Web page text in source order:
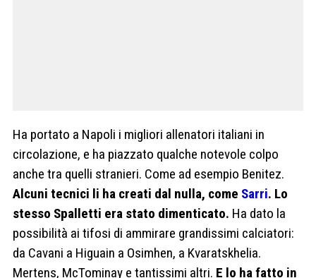
Ha portato a Napoli i migliori allenatori italiani in
circolazione, e ha piazzato qualche notevole colpo
anche tra quelli stranieri. Come ad esempio Benitez.
Alcuni tecnici li ha creati dal nulla, come Sarri. Lo
stesso Spalletti era stato dimenticato. Ha dato la
possibilità ai tifosi di ammirare grandissimi calciatori:
da Cavani a Higuain a Osimhen, a Kvaratskhelia.
Mertens, McTominay e tantissimi altri. E lo ha fatto in